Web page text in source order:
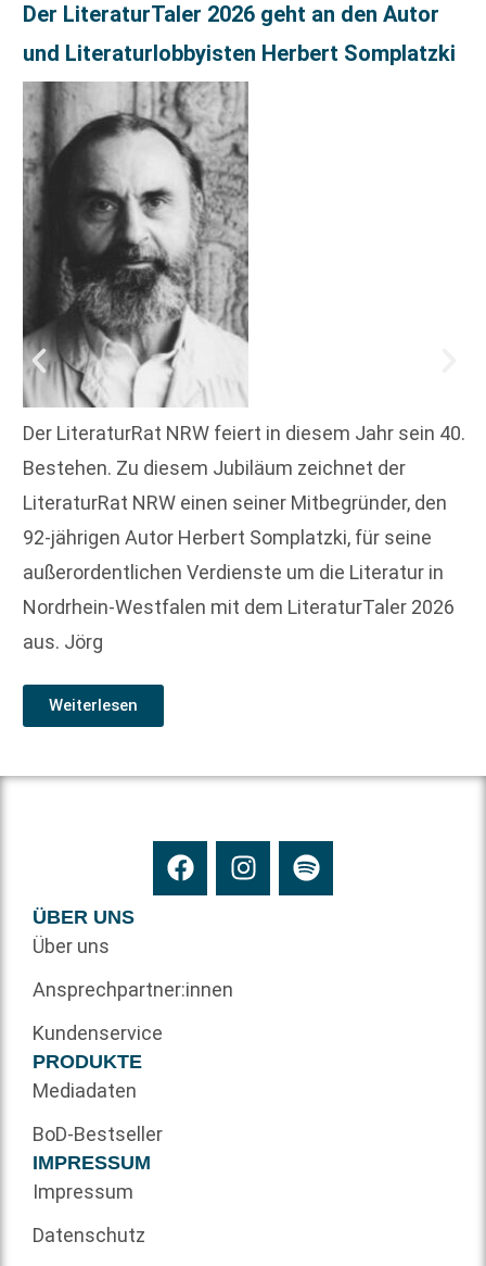
Der LiteraturTaler 2026 geht an den Autor
und Literaturlobbyisten Herbert Somplatzki
Der LiteraturRat NRW feiert in diesem Jahr sein 40.
Bestehen. Zu diesem Jubiläum zeichnet der
LiteraturRat NRW einen seiner Mitbegründer, den
92-jährigen Autor Herbert Somplatzki, für seine
außerordentlichen Verdienste um die Literatur in
Nordrhein-Westfalen mit dem LiteraturTaler 2026
aus. Jörg
Weiterlesen
ÜBER UNS
Über uns
Ansprechpartner:innen
Kundenservice
PRODUKTE
Mediadaten
BoD-Bestseller
IMPRESSUM
Impressum
Datenschutz